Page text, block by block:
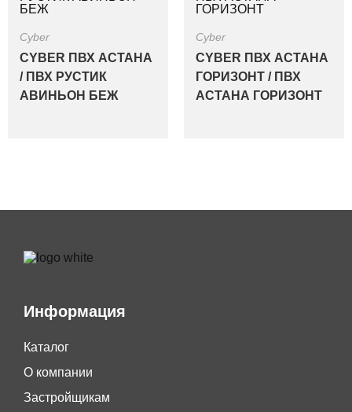
Cyber
CYBER ПВХ АСТАНА
/ ПВХ РУСТИК
АВИНЬОН БЕЖ
Cyber
CYBER ПВХ АСТАНА
ГОРИЗОНТ / ПВХ
АСТАНА ГОРИЗОНТ
Информация
Каталог
О компании
Застройщикам